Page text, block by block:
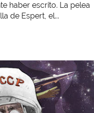
haber escrito. La pelea
de Espert, el...